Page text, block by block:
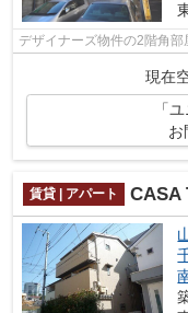
デザイナーズ物件の2階角
現在
「
お
賃貸 | アパート